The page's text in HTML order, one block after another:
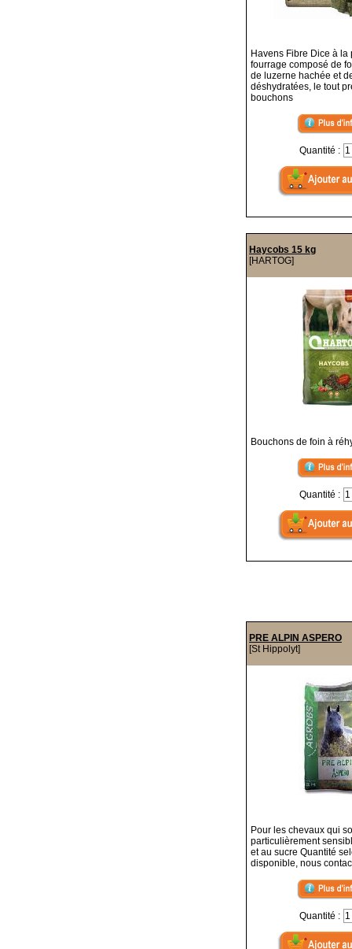
Havens Fibre Dice à la
fourrage composé de
de luzerne hachée et
déshydratées, le tout
bouchons
Quantité :
Haycobs 15 kg
[HARTOG]
Bouchons de foin à
Quantité :
PRE ALPIN ASPERO
[St Hippolyt]
Pour les chevaux qui
particulièrement
et au sucre Quantité
disponible, nous
Quantité :